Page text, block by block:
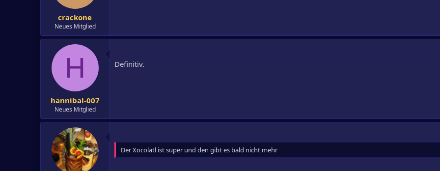
crackone
Neues Mitglied
H
hannibal-007
Neues Mitglied
Definitiv.
Der Xocolatl ist super und den gibt es bald nicht mehr